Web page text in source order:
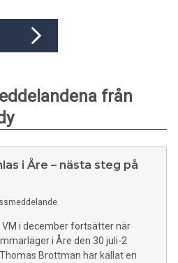
från
i Åre – nästa steg på
i december fortsätter när
i Åre den 30 juli-2
Brottman har kallat en